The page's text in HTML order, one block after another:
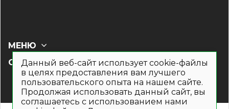
СОЦ СЕТИ
МЕНЮ
Данный веб-сайт использует cookie-файлы
в целях предоставления вам лучшего
пользовательского опыта на нашем сайте.
Продолжая использовать данный сайт, вы
соглашаетесь с использованием нами